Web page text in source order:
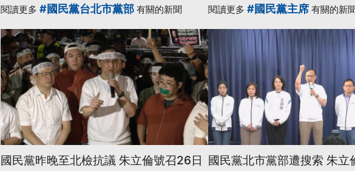
閱讀更多 #國民黨台北市黨部 有關的新聞
國民黨昨晚至北檢抗議 朱立倫號召26日
閱讀更多 #國民黨主席 有關的新
國民黨北市黨部遭搜索 朱立